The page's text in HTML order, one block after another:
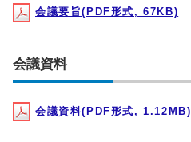
会議要旨(PDF形式, 67KB)
会議資料
会議資料(PDF形式, 1.12MB)